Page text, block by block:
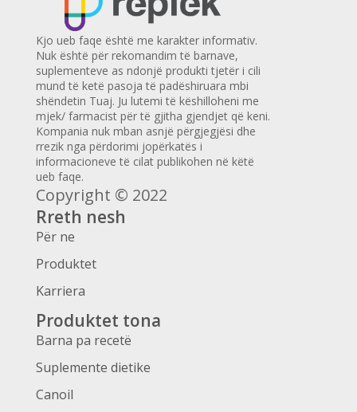
Kjo ueb faqe është me karakter informativ.
Nuk është për rekomandim të barnave,
suplementeve as ndonjë produkti tjetër i cili
mund të ketë pasoja të padëshiruara mbi
shëndetin Tuaj. Ju lutemi të këshilloheni me
mjek/ farmacist për të gjitha gjendjet që keni.
Kompania nuk mban asnjë përgjegjësi dhe
rrezik nga përdorimi jopërkatës i
informacioneve të cilat publikohen në këtë
ueb faqe.
Copyright © 2022
Rreth nesh
Për ne
Produktet
Karriera
Produktet tona
Barna pa recetë
Suplemente dietike
Canoil